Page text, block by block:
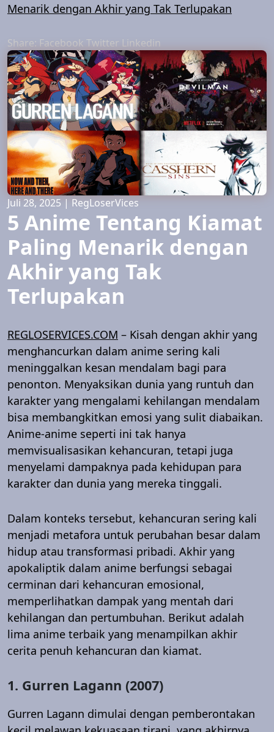
Menarik dengan Akhir yang Tak Terlupakan
Share: Facebook Twitter Linkedin
Juli 28, 2025 | RegLoserVices
5 Anime Tentang Kiamat
Paling Menarik dengan
Akhir yang Tak
Terlupakan
REGLOSERVICES.COM – Kisah dengan akhir yang
menghancurkan dalam anime sering kali
meninggalkan kesan mendalam bagi para
penonton. Menyaksikan dunia yang runtuh dan
karakter yang mengalami kehilangan mendalam
bisa membangkitkan emosi yang sulit diabaikan.
Anime-anime seperti ini tak hanya
memvisualisasikan kehancuran, tetapi juga
menyelami dampaknya pada kehidupan para
karakter dan dunia yang mereka tinggali.
Dalam konteks tersebut, kehancuran sering kali
menjadi metafora untuk perubahan besar dalam
hidup atau transformasi pribadi. Akhir yang
apokaliptik dalam anime berfungsi sebagai
cerminan dari kehancuran emosional,
memperlihatkan dampak yang mentah dari
kehilangan dan pertumbuhan. Berikut adalah
lima anime terbaik yang menampilkan akhir
cerita penuh kehancuran dan kiamat.
1. Gurren Lagann (2007)
Gurren Lagann dimulai dengan pemberontakan